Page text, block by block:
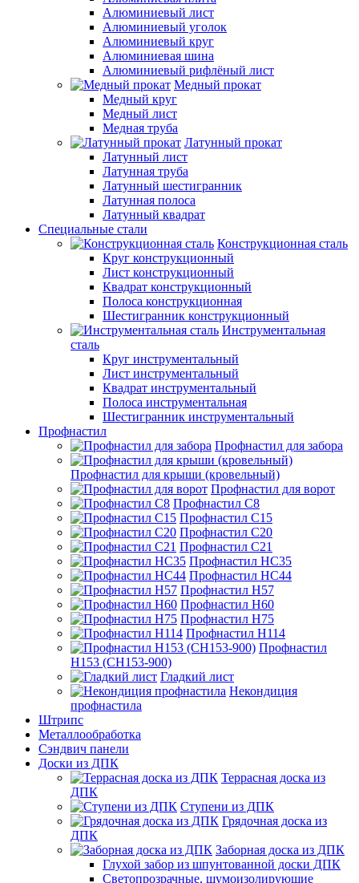
Алюминиевый лист
Алюминиевый уголок
Алюминиевый круг
Алюминиевая шина
Алюминиевый рифлёный лист
Медный прокат
Медный круг
Медный лист
Медная труба
Латунный прокат
Латунный лист
Латунная труба
Латунный шестигранник
Латунная полоса
Латунный квадрат
Специальные стали
Конструкционная сталь
Круг конструкционный
Лист конструкционный
Квадрат конструкционный
Полоса конструкционная
Шестигранник конструкционный
Инструментальная
сталь
Круг инструментальный
Лист инструментальный
Квадрат инструментальный
Полоса инструментальная
Шестигранник инструментальный
Профнастил
Профнастил для забора
Профнастил для крыши (кровельный)
Профнастил для ворот
Профнастил С8
Профнастил С15
Профнастил С20
Профнастил С21
Профнастил НС35
Профнастил НС44
Профнастил Н57
Профнастил Н60
Профнастил Н75
Профнастил Н114
Профнастил
Н153 (СН153-900)
Гладкий лист
Некондиция
профнастила
Штрипс
Металлообработка
Сэндвич панели
Доски из ДПК
Террасная доска из
ДПК
Ступени из ДПК
Грядочная доска из
ДПК
Заборная доска из ДПК
Глухой забор из шпунтованной доски ДПК
Светопрозрачные, шумоизолирующие